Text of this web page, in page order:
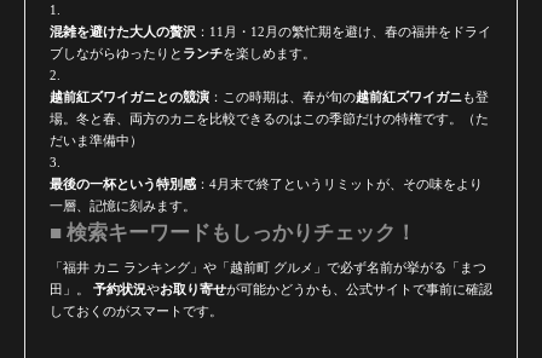
混雑を避けた大人の贅沢 ：11月・12月の繁忙期を避け、春の福井をドライ
ブしながらゆったりと ランチを楽しめます。
越前紅ズワイガニとの競演 ：この時期は、春が旬の越前紅ズワイガニも登
場。冬と春、両方のカニを比較できるのはこの季節だけの特権です。（た
だいま準備中）
最後の一杯という特別感 ：4月末で終了というリミットが、その味をより
一層、記憶に刻みます。
■ 検索キーワードもしっかりチェック！
「福井 カニ ランキング」や「越前町 グルメ」で必ず名前が挙がる「まつ
田」。 予約状況やお取り寄せが可能かどうかも、公式サイトで事前に確認
しておくのがスマートです。